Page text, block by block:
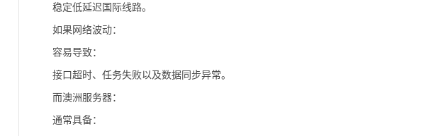
稳定低延迟国际线路。
如果网络波动：
容易导致：
接口超时、任务失败以及数据同步异常。
而澳洲服务器：
通常具备：